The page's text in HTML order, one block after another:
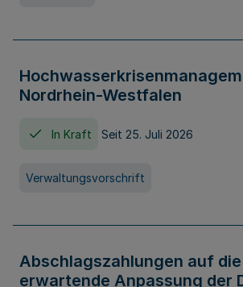
Nordrhein-Westfalen
In Kraft Seit 25. Juli 2026
Verwaltungsvorschrift
Abschlagszahlungen auf
erwartende Anpassung der